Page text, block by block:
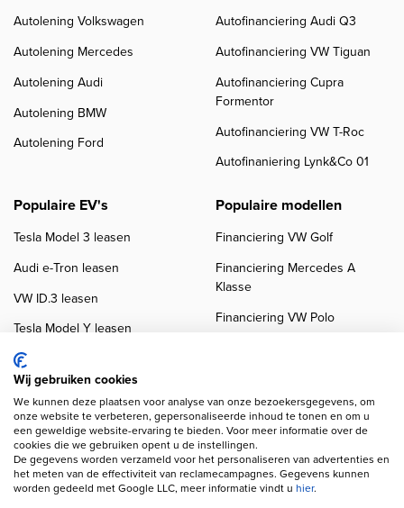
Autolening Volkswagen
Autolening Mercedes
Autolening Audi
Autolening BMW
Autolening Ford
Autofinanciering Audi Q3
Autofinanciering VW Tiguan
Autofinanciering Cupra
Formentor
Autofinanciering VW T-Roc
Autofinaniering Lynk&Co 01
Populaire EV's
Tesla Model 3 leasen
Audi e-Tron leasen
VW ID.3 leasen
Tesla Model Y leasen
VW ID.4 leasen
Populaire modellen
Financiering VW Golf
Financiering Mercedes A
Klasse
Financiering VW Polo
Copyright navigation
Wij gebruiken cookies
We kunnen deze plaatsen voor analyse van onze bezoekersgegevens, om
onze website te verbeteren, gepersonaliseerde inhoud te tonen en om u
een geweldige website-ervaring te bieden. Voor meer informatie over de
cookies die we gebruiken opent u de instellingen.
De gegevens worden verzameld voor het personaliseren van advertenties en
het meten van de effectiviteit van reclamecampagnes. Gegevens kunnen
worden gedeeld met Google LLC, meer informatie vindt u hier.